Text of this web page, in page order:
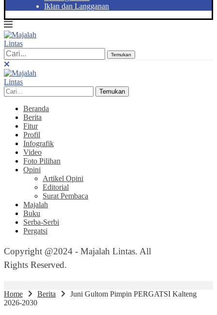
Iklan dan Langganan
Temukan
Temukan
Beranda
Berita
Fitur
Profil
Infografik
Video
Foto Pilihan
Opini
Artikel Opini
Editorial
Surat Pembaca
Majalah
Buku
Serba-Serbi
Pergatsi
Copyright @2024 - Majalah Lintas. All
Rights Reserved.
Home Berita
Juni Gultom Pimpin PERGATSI Kalteng
2026-2030